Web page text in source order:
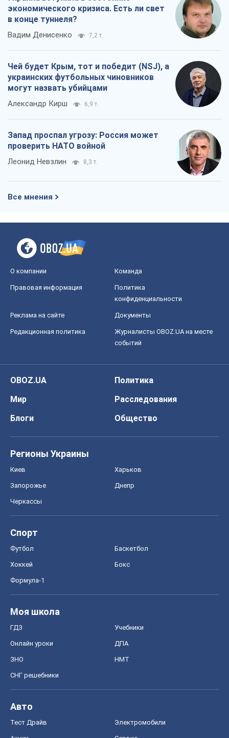
экономического кризиса. Есть ли свет
в конце туннеля?
Вадим Денисенко 7,2 т.
Чей будет Крым, тот и победит (NSJ), а
украинских футбольных чиновников
могут назвать убийцами
Александр Кирш 6,9 т.
Запад проспал угрозу: Россия может
проверить НАТО войной
Леонид Невзлин 8,3 т.
Все мнения
О компании Команда
Правовая информация
Политика
конфиденциальности
Реклама на сайте Документы
Редакционная политика
Журналисты OBOZ.UA на месте
событий
OBOZ.UA
Политика
Мир
Расследования
Блоги
Общество
Регионы Украины
Киев Харьков
Запорожье Днепр
Черкассы
Спорт
Футбол Баскетбол
Хоккей Бокс
Формула-1
Моя школа
ГДЗ Учебники
Онлайн уроки ДПА
ЗНО НМТ
СНГ решебники
Авто
Тест Драйв Электромобили